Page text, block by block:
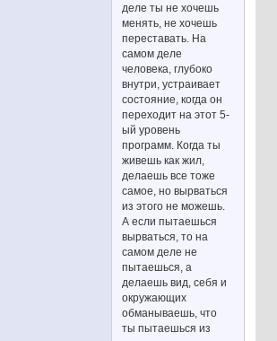
деле ты не хочешь
менять, не хочешь
переставать. На
самом деле
человека, глубоко
внутри, устраивает
состояние, когда он
переходит на этот 5-
ый уровень
программ. Когда ты
живешь как жил,
делаешь все тоже
самое, но вырваться
из этого не можешь.
А если пытаешься
вырваться, то на
самом деле не
пытаешься, а
делаешь вид, себя и
окружающих
обманываешь, что
ты пытаешься из